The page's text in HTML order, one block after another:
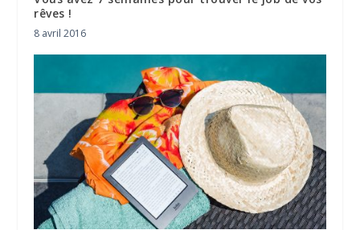
rêves !
8 avril 2016